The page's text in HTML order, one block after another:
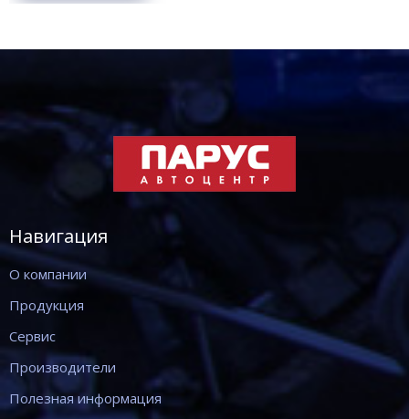
Навигация
О компании
Продукция
Сервис
Производители
Полезная информация